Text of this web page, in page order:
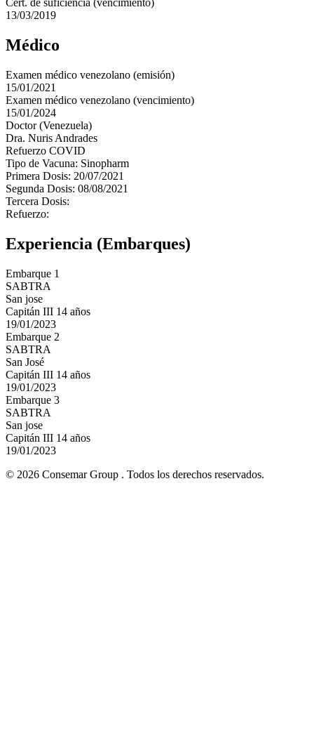
Cert. de suficiencia (vencimiento)
13/03/2019
Médico
Examen médico venezolano (emisión)
15/01/2021
Examen médico venezolano (vencimiento)
15/01/2024
Doctor (Venezuela)
Dra. Nuris Andrades
Refuerzo COVID
Tipo de Vacuna: Sinopharm
Primera Dosis: 20/07/2021
Segunda Dosis: 08/08/2021
Tercera Dosis:
Refuerzo:
Experiencia (Embarques)
Embarque 1
SABTRA
San jose
Capitán III 14 años
19/01/2023
Embarque 2
SABTRA
San José
Capitán III 14 años
19/01/2023
Embarque 3
SABTRA
San jose
Capitán III 14 años
19/01/2023
© 2026 Consemar Group . Todos los derechos reservados.